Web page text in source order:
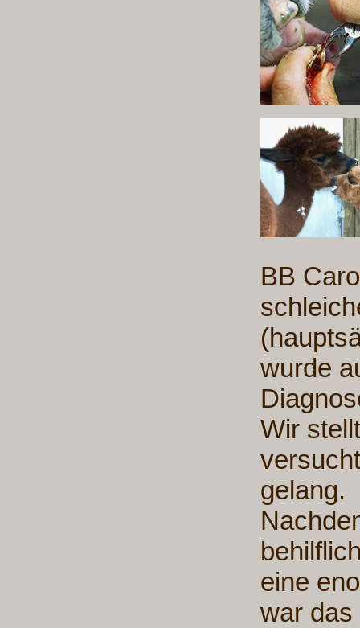
BB
wurde
Wir
gelang.
eine
war das